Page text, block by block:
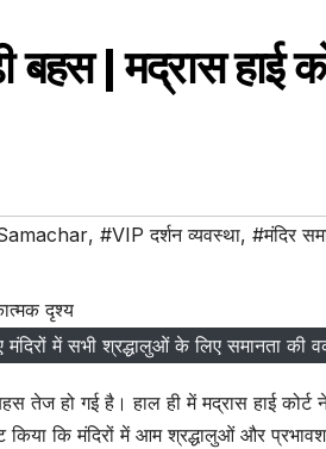
बहस | मद्रास हाई
, #VIP दर्शन व्यवस्था, #मंदिर
मंदिरों में सभी श्रद्धालुओं के लिए समानता की
तेज हो गई है। हाल ही में मद्रास हाई कोर्ट ने
कि मंदिरों में आम श्रद्धालुओं और